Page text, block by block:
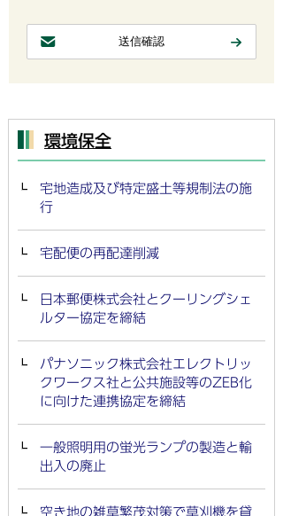
環境保全
宅地造成及び特定盛土等規制法の施
行
宅配便の再配達削減
日本郵便株式会社とクーリングシェ
ルター協定を締結
パナソニック株式会社エレクトリッ
クワークス社と公共施設等のZEB化
に向けた連携協定を締結
一般照明用の蛍光ランプの製造と輸
出入の廃止
空き地の雑草繁茂対策で草刈機を貸